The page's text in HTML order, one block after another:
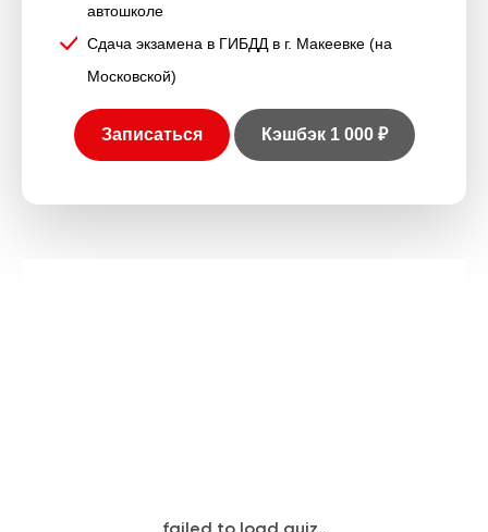
автошколе
Сдача экзамена в ГИБДД в г. Макеевке (на
Московской)
Записаться Кэшбэк 1 000 ₽